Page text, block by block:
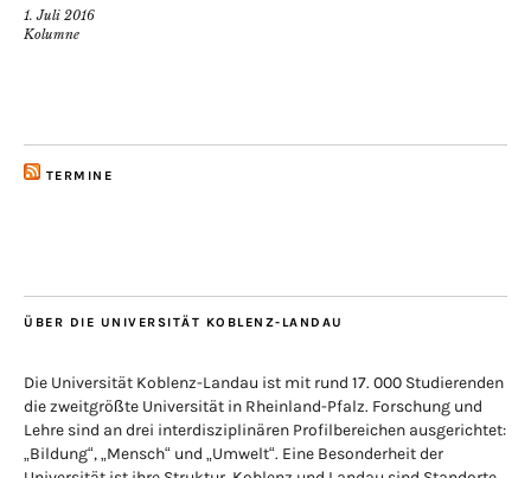
1. Juli 2016
Kolumne
TERMINE
ÜBER DIE UNIVERSITÄT KOBLENZ-LANDAU
Die Universität Koblenz-Landau ist mit rund 17. 000 Studierenden
die zweitgrößte Universität in Rheinland-Pfalz. Forschung und
Lehre sind an drei interdisziplinären Profilbereichen ausgerichtet:
„Bildung“, „Mensch“ und „Umwelt“. Eine Besonderheit der